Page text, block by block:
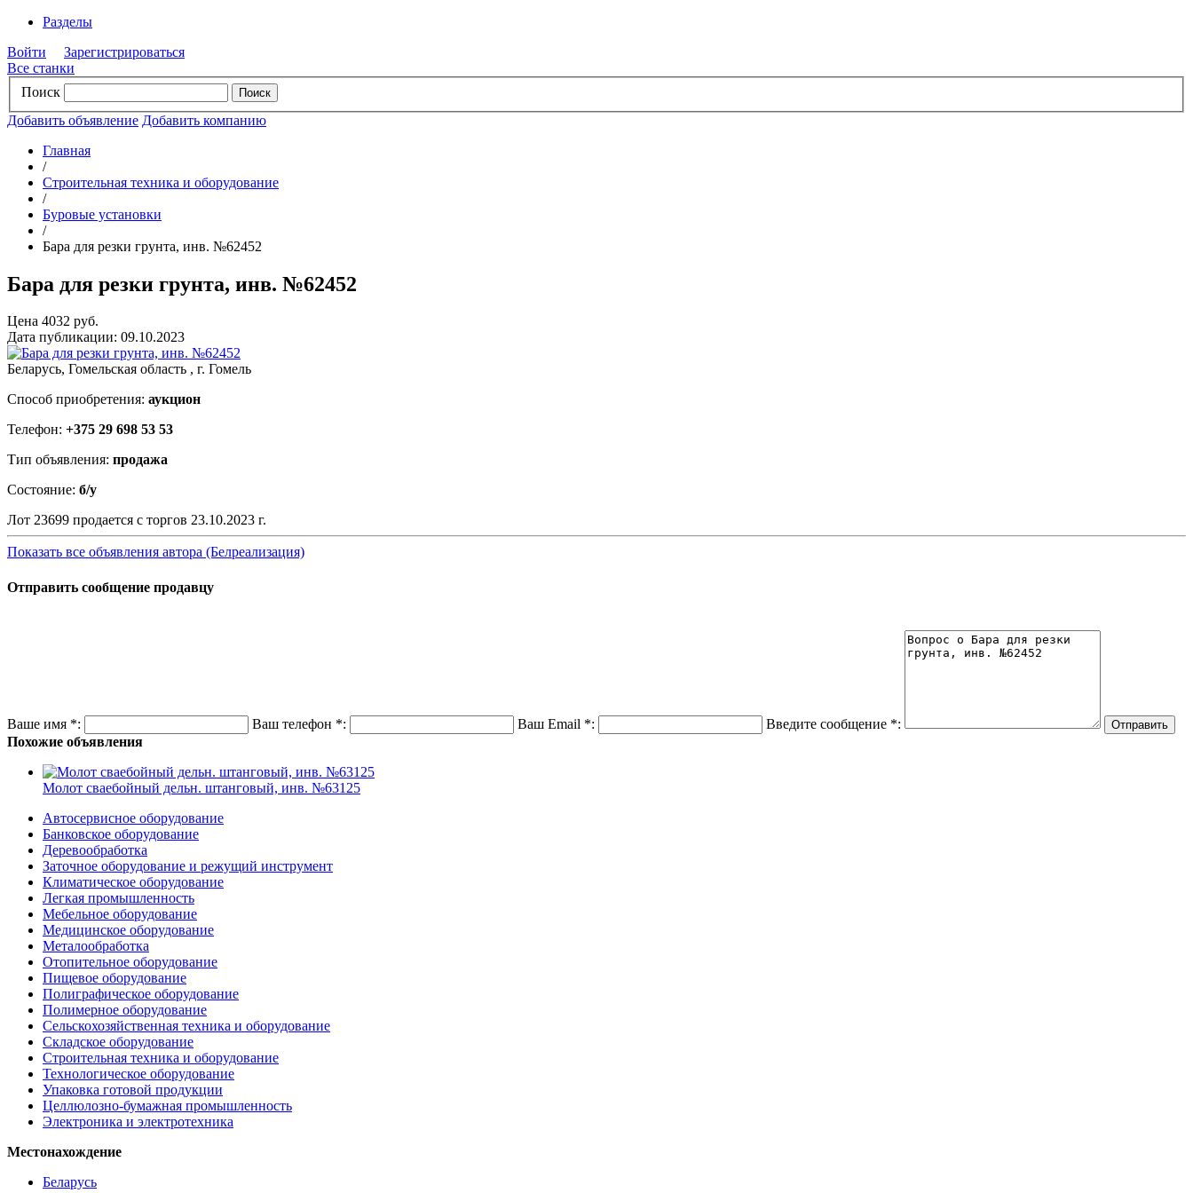
Разделы
Войти
Зарегистрироваться
Все станки
Поиск
Добавить объявление Добавить компанию
Главная
/
Строительная техника и оборудование
/
Буровые установки
/
Бара для резки грунта, инв. №62452
Бара для резки грунта, инв. №62452
Цена 4032 руб.
Дата публикации: 09.10.2023
Беларусь, Гомельская область , г. Гомель
Способ приобретения: аукцион
Телефон: +375 29 698 53 53
Тип объявления: продажа
Состояние: б/у
Лот 23699 продается с торгов 23.10.2023 г.
Показать все объявления автора (Белреализация)
Отправить сообщение продавцу
Ваше имя *: Ваш телефон *: Ваш Email *: Введите сообщение *:
Похожие объявления
Молот сваебойный дельн. штанговый, инв. №63125
Автосервисное оборудование
Банковское оборудование
Деревообработка
Заточное оборудование и режущий инструмент
Климатическое оборудование
Легкая промышленность
Мебельное оборудование
Медицинское оборудование
Металообработка
Отопительное оборудование
Пищевое оборудование
Полиграфическое оборудование
Полимерное оборудование
Сельскохозяйственная техника и оборудование
Складское оборудование
Строительная техника и оборудование
Технологическое оборудование
Упаковка готовой продукции
Целлюлозно-бумажная промышленность
Электроника и электротехника
Местонахождение
Беларусь